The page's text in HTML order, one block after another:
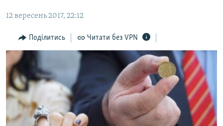
Перейти
пошуку
ПОГЛЯД
ІНТЕРВ'Ю
ВСЕ ЗА ДЕНЬ
СПЕЦПРОЕКТИ
ДЕПОРТАЦІЯ
ВІДЕОУРОКИ «ELIFBE»
ЯК ОБІЙТИ БЛОКУВАННЯ
Русский
12 вересень 2017, 22:12
Поділитись Читати без VPN